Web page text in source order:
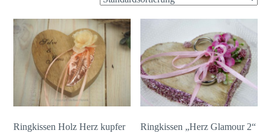
Ringkissen Holz Herz kupfer
Ringkissen „Herz Glamour 2“